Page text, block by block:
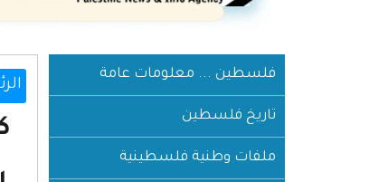
فلسطين ... معلومات عامة
تاريخ فلسطين
ملفات وطنية فلسطينية